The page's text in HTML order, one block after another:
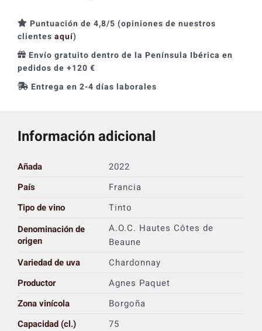
Puntuación de 4,8/5 (opiniones de nuestros
clientes aquí)
Envío gratuito dentro de la Península Ibérica en
pedidos de +120 €
Entrega en 2-4 días laborales
Información adicional
Añada
2022
País
Francia
Tipo de vino
Tinto
Denominación de
origen
A.O.C. Hautes Côtes de
Beaune
Variedad de uva
Chardonnay
Productor
Agnes Paquet
Zona vinícola
Borgoña
Capacidad (cl.)
75